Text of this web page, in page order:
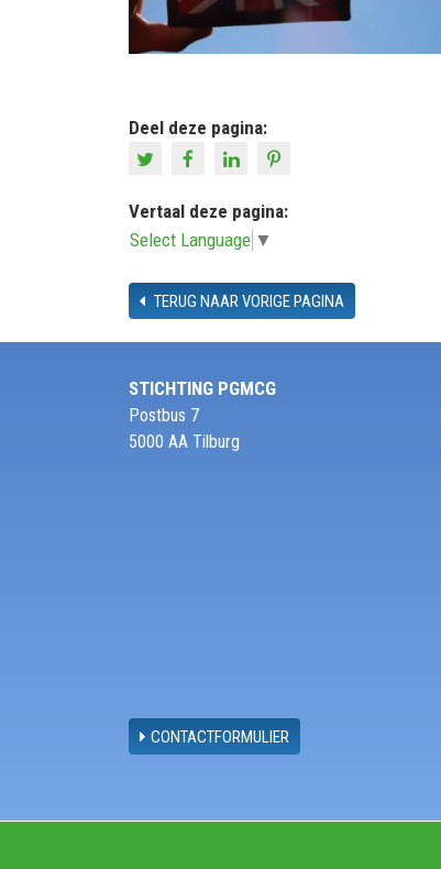
Deel deze pagina:
Vertaal deze pagina:
Select Language ▼
TERUG NAAR VORIGE PAGINA
STICHTING PGMCG
Postbus 7
5000 AA Tilburg
CONTACTFORMULIER